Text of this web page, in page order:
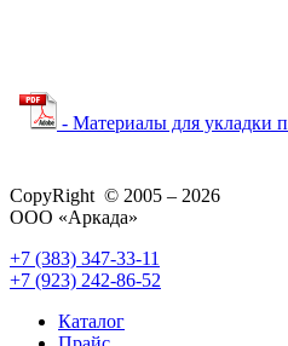
- Материалы для укладки
CopyRight © 2005 – 2026
ООО «Аркада»
+7 (383) 347-33-11
+7 (923) 242-86-52
Каталог